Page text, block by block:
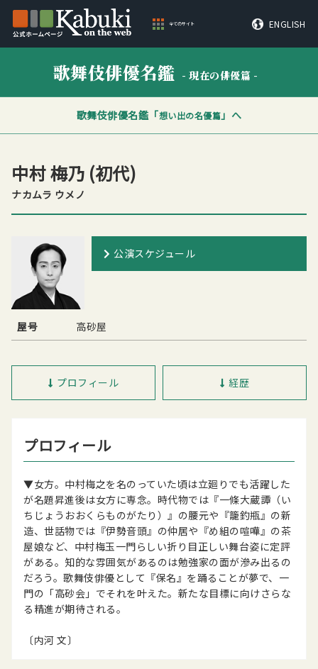
全てのサイト ENGLISH
歌舞伎俳優名鑑 - 現在の俳優篇 -
歌舞伎俳優名鑑「想い出の名優篇」へ
中村 梅乃 (初代)
ナカムラ ウメノ
公演スケジュール
屋号 高砂屋
プロフィール 経歴
プロフィール
▼女方。中村梅之を名のっていた頃は立廻りでも活躍した
が名題昇進後は女方に専念。時代物では『一條大蔵譚（い
ちじょうおおくらものがたり）』の腰元や『籠釣瓶』の新
造、世話物では『伊勢音頭』の仲居や『め組の喧嘩』の茶
屋娘など、中村梅玉一門らしい折り目正しい舞台姿に定評
がある。知的な雰囲気があるのは勉強家の面が滲み出るの
だろう。歌舞伎俳優として『保名』を踊ることが夢で、一
門の「高砂会」でそれを叶えた。新たな目標に向けさらな
る精進が期待される。
〔内河 文〕